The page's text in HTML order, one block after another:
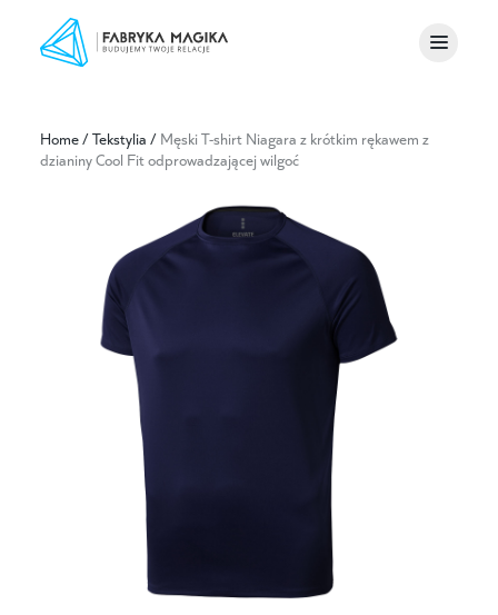
Home/Tekstylia / Męski T-shirt Niagara z krótkim rękawem z
dzianiny Cool Fit odprowadzającej wilgoć